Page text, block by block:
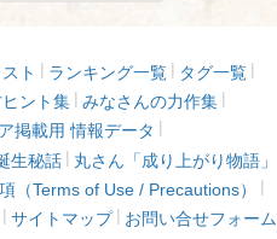
ト ランキング一覧
タグ一覧
ント集
みなさんの力作集
掲載用 情報データ
生秘話
丸さん「成り上がり物語」
（Terms of Use / Precautions）
サイトマップ お問い合せフォーム